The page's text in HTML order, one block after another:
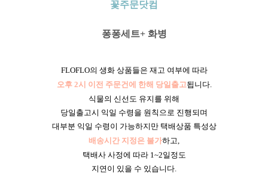
꽃주문닷컴
퐁퐁세트+ 화병
FLOFLO의 생화 상품들은 재고 여부에 따라
오후 2시 이전 주문건에 한해 당일출고됩니다.
식물의 신선도 유지를 위해
당일출고시 익일 수령을 원칙으로 진행되며
대부분 익일 수령이 가능하지만 택배상품 특성상
배송시간 지정은 불가하고,
택배사 사정에 따라 1~2일정도
지연이 있을 수 있습니다.